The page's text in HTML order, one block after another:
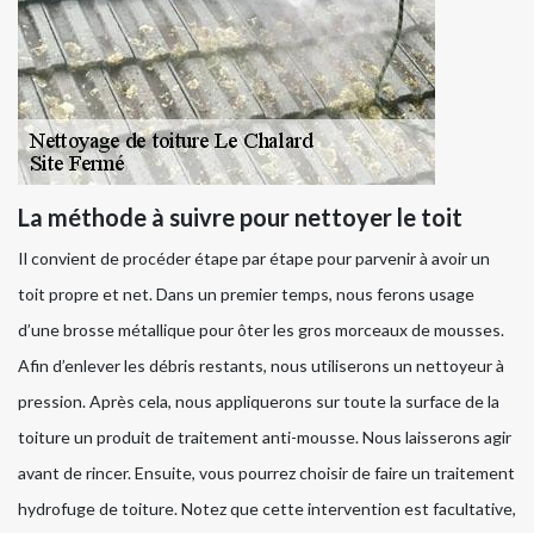
La méthode à suivre pour nettoyer le toit
Il convient de procéder étape par étape pour parvenir à avoir un
toit propre et net. Dans un premier temps, nous ferons usage
d’une brosse métallique pour ôter les gros morceaux de mousses.
Afin d’enlever les débris restants, nous utiliserons un nettoyeur à
pression. Après cela, nous appliquerons sur toute la surface de la
toiture un produit de traitement anti-mousse. Nous laisserons agir
avant de rincer. Ensuite, vous pourrez choisir de faire un traitement
hydrofuge de toiture. Notez que cette intervention est facultative,